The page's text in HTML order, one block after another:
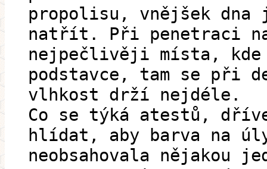
propolisu, vnějšek dna
natřít. Při penetraci
nejpečlivěji místa, kde
podstavce, tam se při
vlhkost drží nejdéle.
Co se týká atestů,
hlídat, aby barva na
neobsahovala nějakou